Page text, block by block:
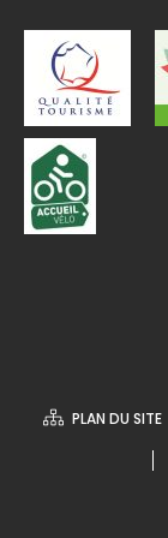
PLAN DU SITE